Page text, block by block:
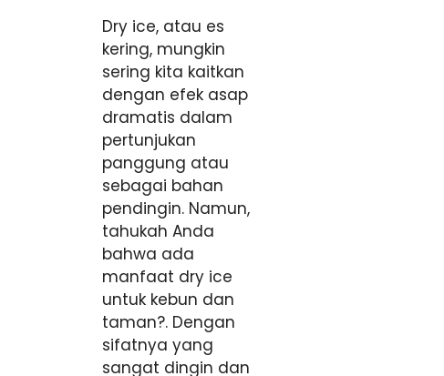
Dry ice, atau es
kering, mungkin
sering kita kaitkan
dengan efek asap
dramatis dalam
pertunjukan
panggung atau
sebagai bahan
pendingin. Namun,
tahukah Anda
bahwa ada
manfaat dry ice
untuk kebun dan
taman?. Dengan
sifatnya yang
sangat dingin dan